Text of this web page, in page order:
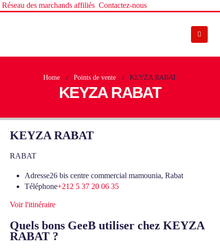
Réseau des marchands affiliés Contactez-nous
Home Points de vente KEYZA RABAT
KEYZA RABAT
KEYZA RABAT
RABAT
Adresse26 bis centre commercial mamounia, Rabat
Téléphone+212 5 37 20 06 35
Voir l'itinéraire
Quels bons GeeB utiliser chez KEYZA
RABAT ?